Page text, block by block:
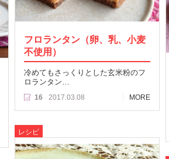
フロランタン（卵、乳、小麦
不使用）
冷めてもさっくりとした玄米粉のフ
ロランタン…
16 2017.03.08 MORE
レシピ